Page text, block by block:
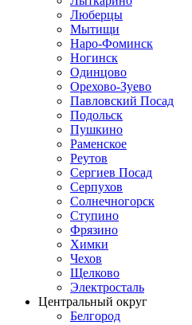
Люберцы
Мытищи
Наро-Фоминск
Ногинск
Одинцово
Орехово-Зуево
Павловский Посад
Подольск
Пушкино
Раменское
Реутов
Сергиев Посад
Серпухов
Солнечногорск
Ступино
Фрязино
Химки
Чехов
Щелково
Электросталь
Центральный округ
Белгород